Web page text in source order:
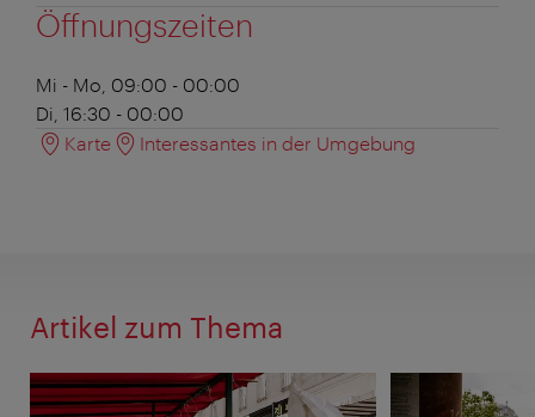
Öffnungszeiten
Mi - Mo, 09:00 - 00:00
Di, 16:30 - 00:00
Karte
Interessantes in der Umgebung
Artikel zum Thema